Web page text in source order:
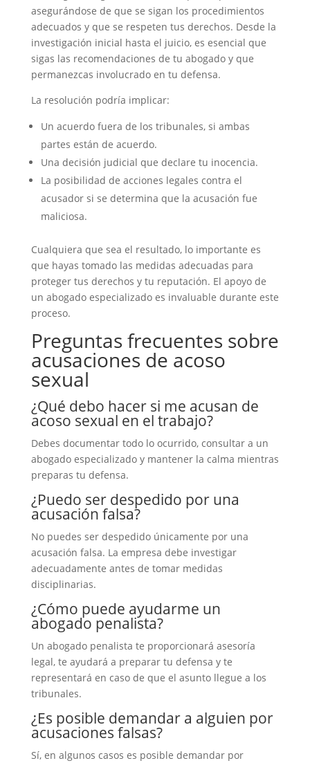
asegurándose de que se sigan los procedimientos
adecuados y que se respeten tus derechos. Desde la
investigación inicial hasta el juicio, es esencial que
sigas las recomendaciones de tu abogado y que
permanezcas involucrado en tu defensa.
La resolución podría implicar:
Un acuerdo fuera de los tribunales, si ambas
partes están de acuerdo.
Una decisión judicial que declare tu inocencia.
La posibilidad de acciones legales contra el
acusador si se determina que la acusación fue
maliciosa.
Cualquiera que sea el resultado, lo importante es
que hayas tomado las medidas adecuadas para
proteger tus derechos y tu reputación. El apoyo de
un abogado especializado es invaluable durante este
proceso.
Preguntas frecuentes sobre
acusaciones de acoso
sexual
¿Qué debo hacer si me acusan de
acoso sexual en el trabajo?
Debes documentar todo lo ocurrido, consultar a un
abogado especializado y mantener la calma mientras
preparas tu defensa.
¿Puedo ser despedido por una
acusación falsa?
No puedes ser despedido únicamente por una
acusación falsa. La empresa debe investigar
adecuadamente antes de tomar medidas
disciplinarias.
¿Cómo puede ayudarme un
abogado penalista?
Un abogado penalista te proporcionará asesoría
legal, te ayudará a preparar tu defensa y te
representará en caso de que el asunto llegue a los
tribunales.
¿Es posible demandar a alguien por
acusaciones falsas?
Sí, en algunos casos es posible demandar por